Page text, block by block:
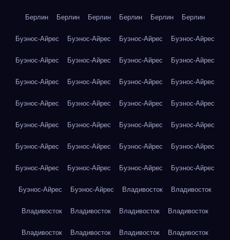
Берлин Берлин Берлин Берлин Берлин Берлин
Буэнос-Айрес Буэнос-Айрес Буэнос-Айрес Буэнос-Айрес
Буэнос-Айрес Буэнос-Айрес Буэнос-Айрес Буэнос-Айрес
Буэнос-Айрес Буэнос-Айрес Буэнос-Айрес Буэнос-Айрес
Буэнос-Айрес Буэнос-Айрес Буэнос-Айрес Буэнос-Айрес
Буэнос-Айрес Буэнос-Айрес Буэнос-Айрес Буэнос-Айрес
Буэнос-Айрес Буэнос-Айрес Буэнос-Айрес Буэнос-Айрес
Буэнос-Айрес Буэнос-Айрес Буэнос-Айрес Буэнос-Айрес
Буэнос-Айрес Буэнос-Айрес Владивосток Владивосток
Владивосток Владивосток Владивосток Владивосток
Владивосток Владивосток Владивосток Владивосток